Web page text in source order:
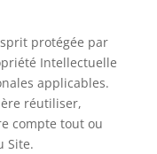
protégée par
Intellectuelle
applicables.
réutiliser,
compte tout ou
Site.